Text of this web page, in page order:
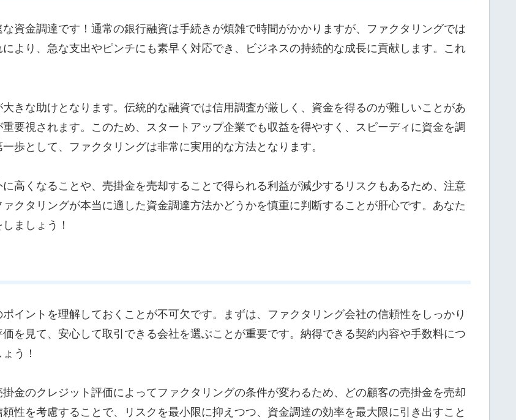
資金調達です！通常の銀行融資は手続きが煩雑で時間がかかりますが、ファクタリングでは
より、急な支出やピンチにも素早く対応でき、ビジネスの持続的な成長に貢献します。これ
きな助けとなります。伝統的な融資では信用調査が厳しく、資金を得るのが難しいことがあ
要視されます。このため、スタートアップ企業でも収益を得やすく、スピーディに資金を調
歩として、ファクタリングは非常に実用的な方法となります。
高くなることや、売掛金を売却することで得られる利益が減少するリスクもあるため、注意
クタリングが本当に適した資金調達方法かどうかを慎重に判断することが肝心です。あなた
ましょう！
イントを理解しておくことが不可欠です。まずは、ファクタリング会社の信頼性をしっかり
を見て、安心して取引できる会社を選ぶことが重要です。納得できる契約内容や手数料につ
う！
金のクレジット評価によってファクタリングの条件が変わるため、どの顧客の売掛金を売却
性を考慮することで、リスクを最小限に抑えつつ、資金調達の効率を最大限に引き出すこと